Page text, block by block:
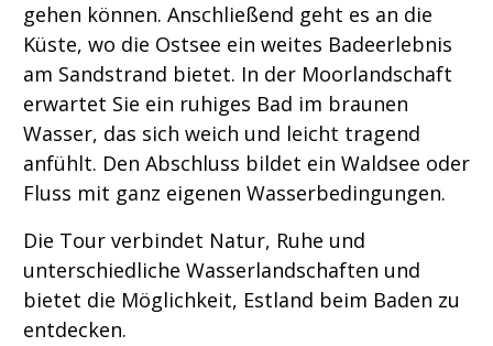
gehen können. Anschließend geht es an die
Küste, wo die Ostsee ein weites Badeerlebnis
am Sandstrand bietet. In der Moorlandschaft
erwartet Sie ein ruhiges Bad im braunen
Wasser, das sich weich und leicht tragend
anfühlt. Den Abschluss bildet ein Waldsee oder
Fluss mit ganz eigenen Wasserbedingungen.
Die Tour verbindet Natur, Ruhe und
unterschiedliche Wasserlandschaften und
bietet die Möglichkeit, Estland beim Baden zu
entdecken.